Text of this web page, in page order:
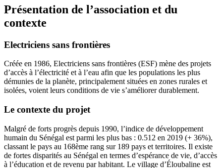
Présentation de l’association et du
contexte
Electriciens sans frontières
Créée en 1986, Electriciens sans frontières (ESF) mène des projets
d’accès à l’électricité et à l’eau afin que les populations les plus
démunies de la planète, principalement situées en zones rurales et
isolées, voient leurs conditions de vie s’améliorer durablement.
Le contexte du projet
Malgré de forts progrès depuis 1990, l’indice de développement
humain du Sénégal est parmi les plus bas : 0.512 en 2019 (+ 36%),
classant le pays au 168ème rang sur 189 pays et territoires. Il existe
de fortes disparités au Sénégal en termes d’espérance de vie, d’accès
à l’éducation et de revenu par habitant. Le village d’Éloubaline est